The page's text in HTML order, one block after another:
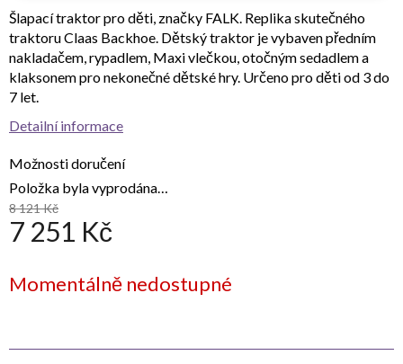
8 121 Kč
7 251 Kč
cena:
Momentálně nedostupné
Možnosti doručení
Položka byla vyprodána…
Šlapací traktor pro děti, značky FALK. Replika skutečného
traktoru Claas Backhoe. Dětský traktor je vybaven předním
nakladačem, rypadlem, Maxi vlečkou, otočným sedadlem a
klaksonem pro nekonečné dětské hry. Určeno pro děti od 3 do
7 let.
Detailní informace